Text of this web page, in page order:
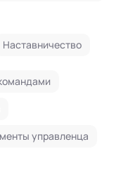
Наставничество
управленца